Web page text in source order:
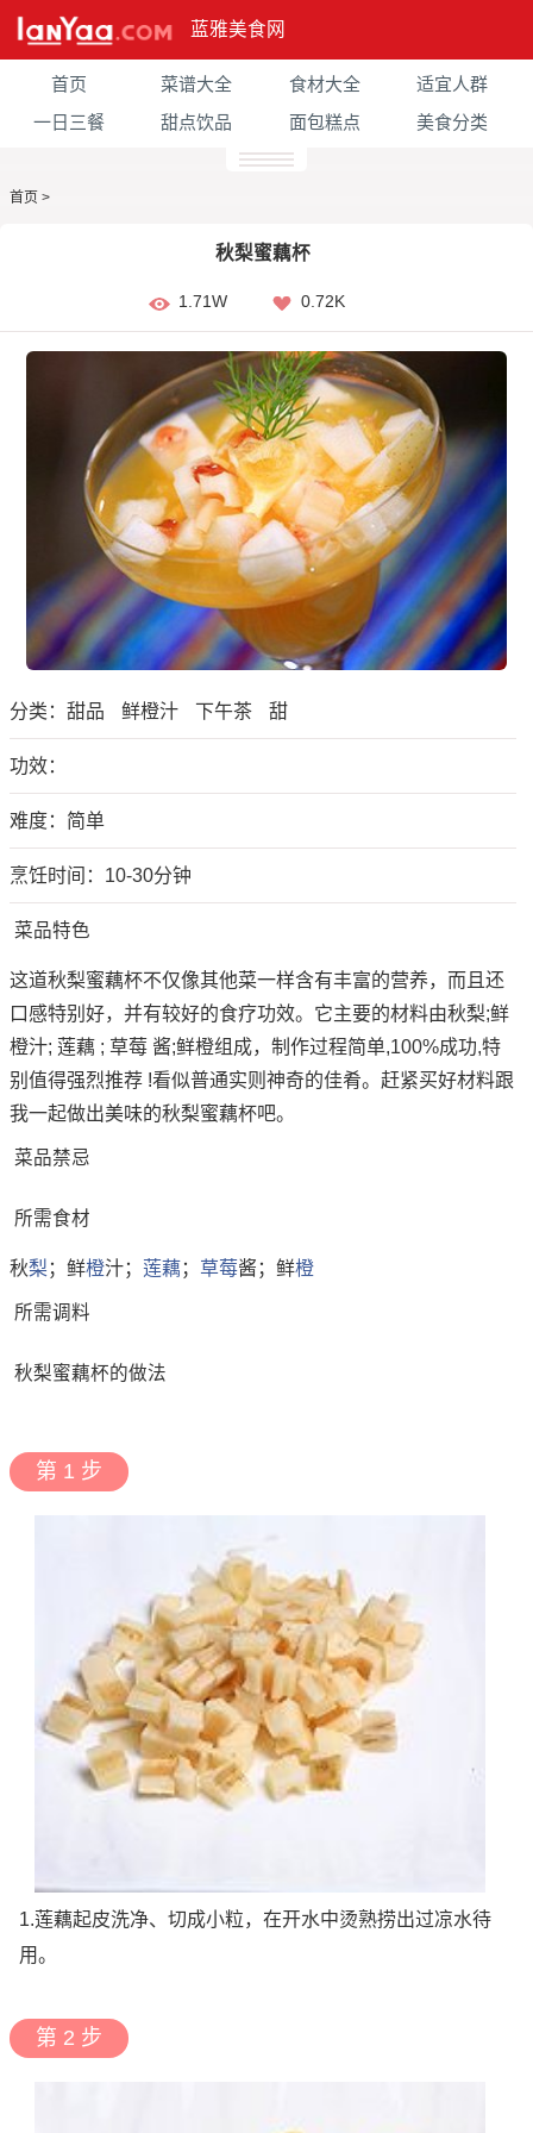
蓝雅美食网
首页 菜谱大全 食材大全
适宜人群
一日三餐
甜点饮品 面包糕点 美食分类
首页 >
秋梨蜜藕杯
1.71W 0.72K
分类： 甜品 鲜橙汁 下午茶 甜
功效：
难度：简单
烹饪时间：10-30分钟
菜品特色
这道秋梨蜜藕杯不仅像其他菜一样含有丰富的营养，而且还
口感特别好，并有较好的食疗功效。它主要的材料由秋梨;鲜
橙汁; 莲藕 ; 草莓 酱;鲜橙组成，制作过程简单,100%成功,特
别值得强烈推荐 !看似普通实则神奇的佳肴。赶紧买好材料跟
我一起做出美味的秋梨蜜藕杯吧。
菜品禁忌
所需食材
秋梨；鲜橙汁； 莲藕； 草莓酱；鲜橙
所需调料
秋梨蜜藕杯的做法
第 1 步
1.莲藕起皮洗净、切成小粒，在开水中烫熟捞出过凉水待
用。
第 2 步